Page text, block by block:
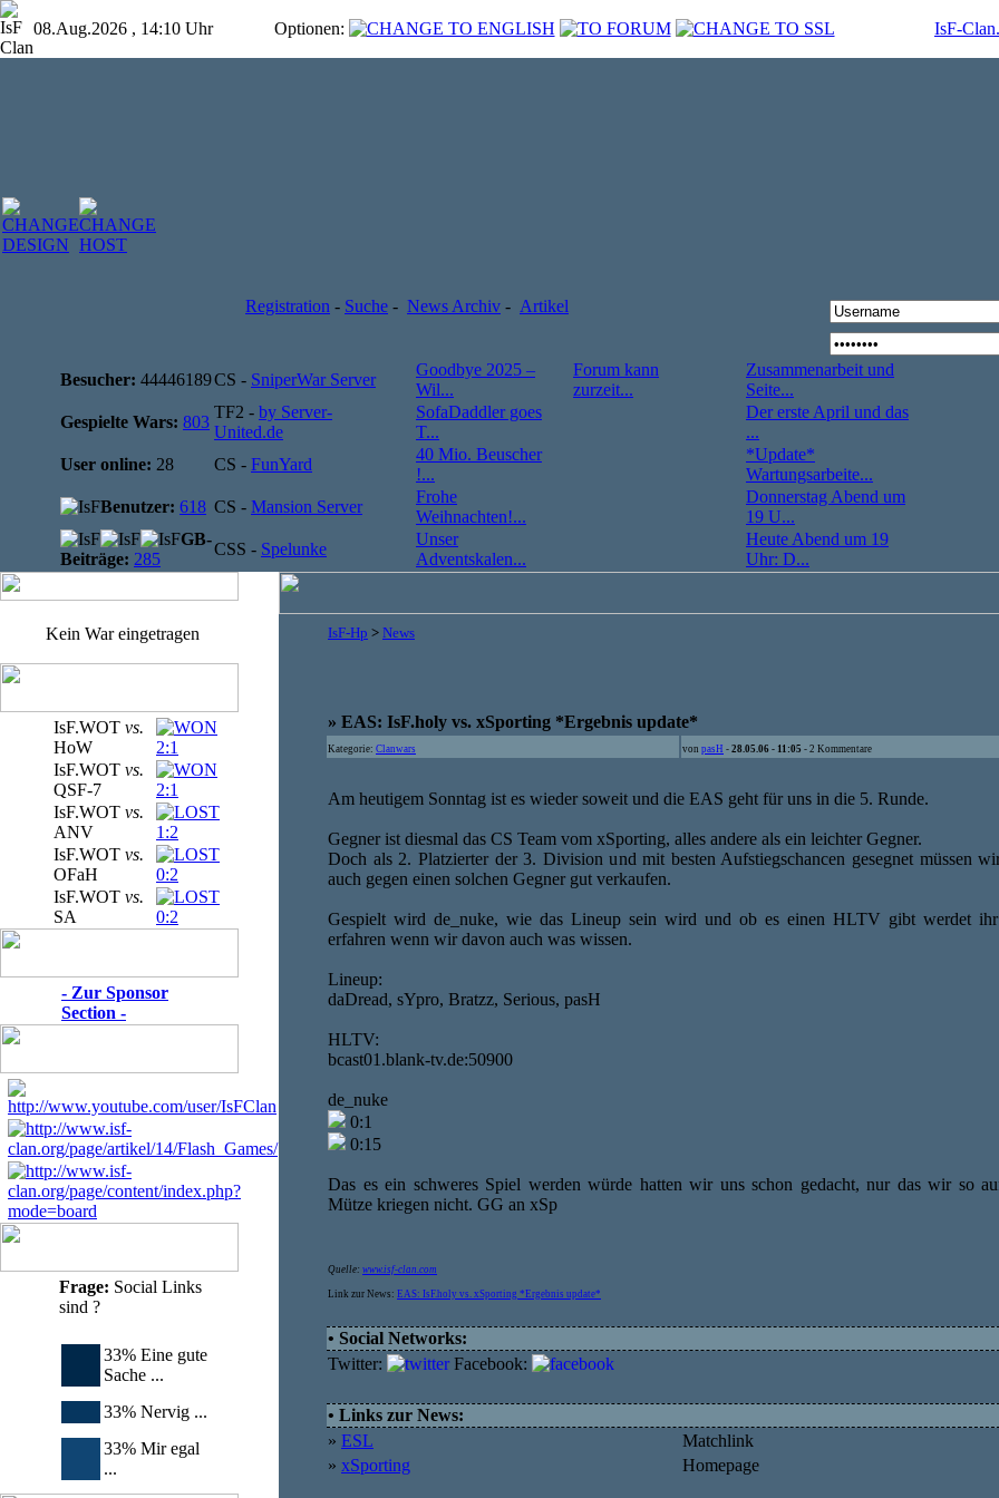
08.Aug.2026 , 14:10 Uhr Optionen: IsF-
Registration - Suche - News Archiv - Artikel
Besucher: 44446189CS - SniperWar Server
Goodbye 2025 –
Wil...
Forum kann
zurzeit...
Zusammenarbeit und
Seite...
Gespielte Wars: 803
TF2 - by Server-
United.de
SofaDaddler goes
T...
Der erste April und das
...
User online: 28 CS - FunYard
40 Mio. Beuscher
!...
*Update*
Wartungsarbeite...
Benutzer: 618 CS - Mansion Server
Frohe
Weihnachten!...
Donnerstag Abend um
19 U...
GB-
Beiträge: 285
CSS - Spelunke
Unser
Adventskalen...
Heute Abend um 19
Uhr: D...
Kein War eingetragen
IsF.WOT vs.
HoW
2:1
IsF.WOT vs.
QSF-7
2:1
IsF.WOT vs.
ANV
1:2
IsF.WOT vs.
OFaH
0:2
IsF.WOT vs.
SA
0:2
- Zur Sponsor
Section -
Frage: Social Links
sind ?
33% Eine gute
Sache ...
33% Nervig ...
33% Mir egal
...
IsF-Hp > News
» EAS: IsF.holy vs. xSporting *Ergebnis update*
Kategorie: Clanwars von pasH - 28.05.06 - 11:05 - 2 Kommentare
Am heutigem Sonntag ist es wieder soweit und die EAS geht für uns in die 5. Runde.
Gegner ist diesmal das CS Team vom xSporting, alles andere als ein leichter Gegner.
Doch als 2. Platzierter der 3. Division und mit besten Aufstiegschancen gesegnet müssen
auch gegen einen solchen Gegner gut verkaufen.
Gespielt wird de_nuke, wie das Lineup sein wird und ob es einen HLTV gibt werdet
erfahren wenn wir davon auch was wissen.
Lineup:
daDread, sYpro, Bratzz, Serious, pasH
HLTV:
bcast01.blank-tv.de:50900
de_nuke
0:1
0:15
Das es ein schweres Spiel werden würde hatten wir uns schon gedacht, nur das wir so
Mütze kriegen nicht. GG an xSp
Quelle: www.isf-clan.com
Link zur News: EAS: IsF.holy vs. xSporting *Ergebnis update*
• Social Networks:
Twitter:
Facebook:
• Links zur News:
» ESL
Matchlink
» xSporting Homepage